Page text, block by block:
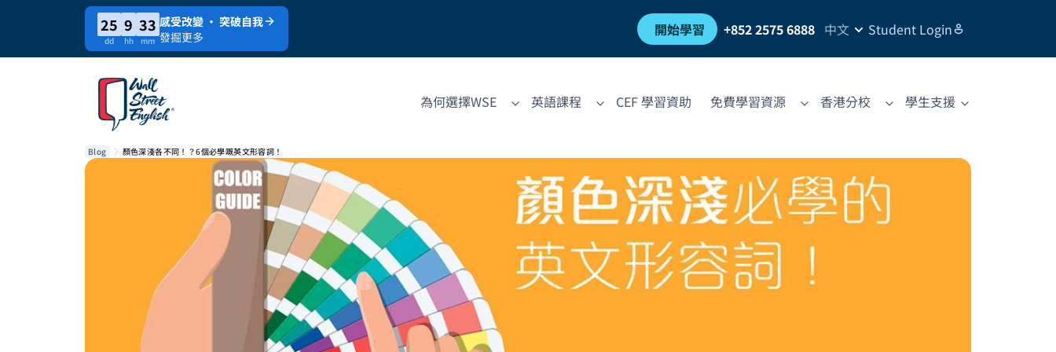
25
dd
9
hh
33
mm
感受改變 · 突破自我
發掘更多
開始學習 +852 2575 6888 中文 Student Login
為何選擇WSE 英語課程 CEF 學習資助 免費學習資源 香港分校 學生支援
Blog 顏色深淺各不同！？6個必學嘅英文形容詞！